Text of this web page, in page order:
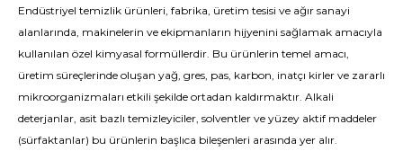
Endüstriyel temizlik ürünleri, fabrika, üretim tesisi ve ağır sanayi
alanlarında, makinelerin ve ekipmanların hijyenini sağlamak amacıyla
kullanılan özel kimyasal formüllerdir. Bu ürünlerin temel amacı,
üretim süreçlerinde oluşan yağ, gres, pas, karbon, inatçı kirler ve zararlı
mikroorganizmaları etkili şekilde ortadan kaldırmaktır. Alkali
deterjanlar, asit bazlı temizleyiciler, solventler ve yüzey aktif maddeler
(sürfaktanlar) bu ürünlerin başlıca bileşenleri arasında yer alır.